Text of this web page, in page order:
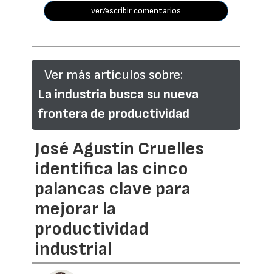
ver/escribir comentarios
Ver más artículos sobre:
La industria busca su nueva
frontera de productividad
José Agustín Cruelles
identifica las cinco
palancas clave para
mejorar la
productividad
industrial